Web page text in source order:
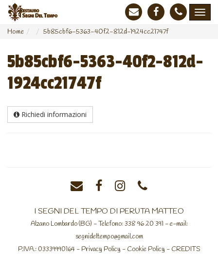
Home 5b85cbf6-5363-40f2-812d-1924cc21747f
5b85cbf6-5363-40f2-812d-
1924cc21747f
Richiedi informazioni
I SEGNI DEL TEMPO DI PERUTA MATTEO
Alzano Lombardo (BG) - Telefono: 338 96 20 391 - e-mail:
segnideltempo@gmail.com
P.IVA.: 03339990164 - Privacy Policy - Cookie Policy - CREDITS